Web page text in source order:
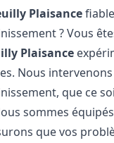
Plaisance
? Vous
Plaisance
Nous
que ce
sommes
que vos